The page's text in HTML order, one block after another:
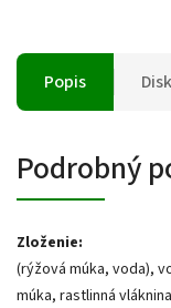
Popis
Podrobný
Zloženie:
(rýžová múka, voda),
múka, rastlinná